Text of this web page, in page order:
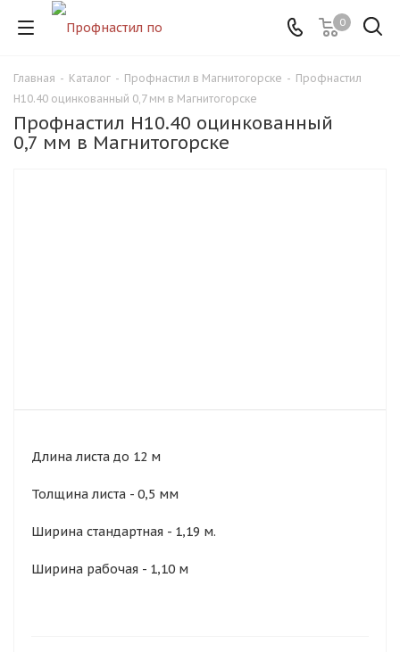
0
Главная - Каталог - Профнастил в Магнитогорске - Профнастил
Н10.40 оцинкованный 0,7 мм в Магнитогорске
Профнастил Н10.40 оцинкованный
0,7 мм в Магнитогорске
Длина листа до 12 м
Толщина листа - 0,5 мм
Ширина стандартная - 1,19 м.
Ширина рабочая - 1,10 м